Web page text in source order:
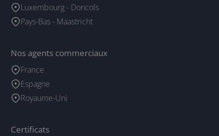
Luxembourg - Doncols
Pays-Bas - Maastricht
Nos agents commerciaux
France
Espagne
Royaume-Uni
Certificats